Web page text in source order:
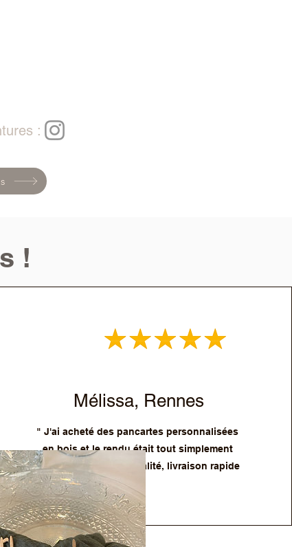
:
!
Mélissa, Rennes
" J'ai acheté des pancartes personnalisées
en bois et le rendu était tout simplement
parfait ! Très bonne qualité, livraison rapide